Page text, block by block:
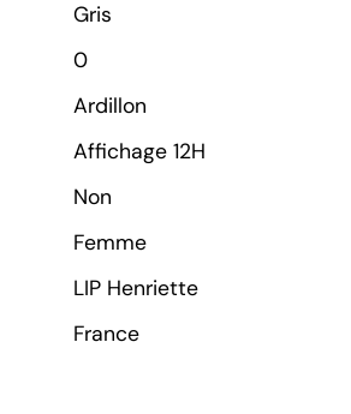
Gris
0
Ardillon
Affichage 12H
Non
Femme
LIP Henriette
France